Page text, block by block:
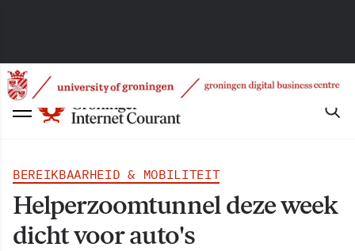
BEREIKBAARHEID & MOBILITEIT
Helperzoomtunnel deze week
dicht voor auto's